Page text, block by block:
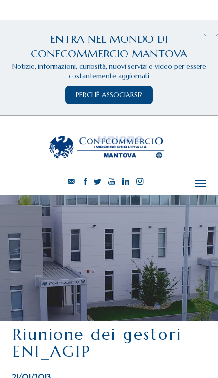
ENTRA NEL MONDO DI
CONFCOMMERCIO MANTOVA
Notizie, informazioni, curiosità, nuovi servizi e video per essere
costantemente aggiornati
PERCHÈ ASSOCIARSI?
CHI SIAMO
SERVIZI
CATEGORIE
DELEGAZIONI
ATTIVITÀ STORICHE
PERIODICO
PERCHÉ ASSOCIARSI?
DOVE SIAMO
Riunione dei gestori
ENI_AGIP